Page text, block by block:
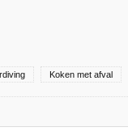
Koken met afval